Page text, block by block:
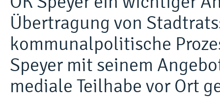
Übertragung von
kommunalpolitische
Speyer mit seinem
mediale Teilhabe vor Ort